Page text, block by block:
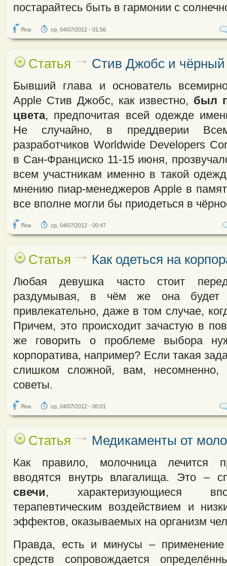
постарайтесь быть в гармонии с
Яна ср, 04/07/2012 - 01:56
Статья Стив Джобс и чёрный
Бывший глава и основатель
Apple Стив Джобс, как известно, был
цвета, предпочитая всей одежде
Не случайно, в преддверии
разработчиков Worldwide Developers
в Сан-Франциско 11-15 июня,
всем участникам именно в такой
мнению пиар-менеджеров Apple в
все вполне могли бы приодеться в
Яна ср, 04/07/2012 - 00:47
Статья Как одеться на
Любая девушка часто стоит
раздумывая, в чём же она будет
привлекательно, даже в том случае,
Причем, это происходит зачастую в
же говорить о проблеме выбора
корпоратива, например? Если такая
слишком сложной, вам,
советы.
Яна ср, 04/07/2012 - 00:01
Статья Медикаменты от
Как правило, молочница лечится
вводятся внутрь влагалища. Это –
свечи, характеризующиеся
терапевтическим воздействием и
эффектов, оказываемых на организм
Правда, есть и минусы –
средств сопровождается